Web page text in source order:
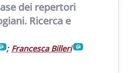
dei repertori
Ricerca e
; Francesca Billeri